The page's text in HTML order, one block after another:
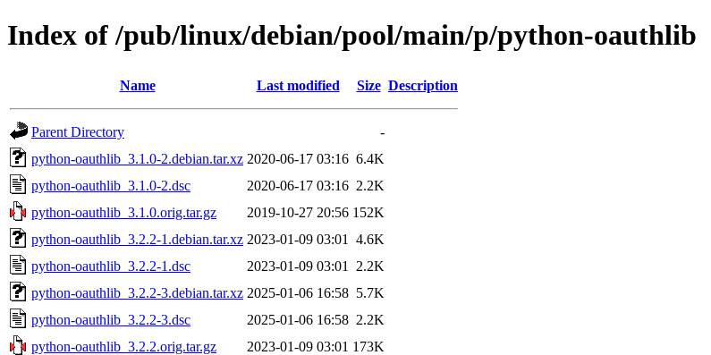
Index of /pub/linux/debian/pool/main/p/python-oauthlib
Name Last modified Size Description
Parent Directory
-
python-oauthlib_3.1.0-2.debian.tar.xz 2020-06-17 03:16 6.4K
python-oauthlib_3.1.0-2.dsc
2020-06-17 03:16 2.2K
python-oauthlib_3.1.0.orig.tar.gz
2019-10-27 20:56 152K
python-oauthlib_3.2.2-1.debian.tar.xz 2023-01-09 03:01
4.6K
python-oauthlib_3.2.2-1.dsc
2023-01-09 03:01
2.2K
python-oauthlib_3.2.2-3.debian.tar.xz 2025-01-06 16:58 5.7K
python-oauthlib_3.2.2-3.dsc
2025-01-06 16:58 2.2K
python-oauthlib_3.2.2.orig.tar.gz
2023-01-09 03:01 173K